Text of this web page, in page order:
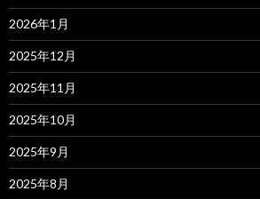
2026年1月
2025年12月
2025年11月
2025年10月
2025年9月
2025年8月